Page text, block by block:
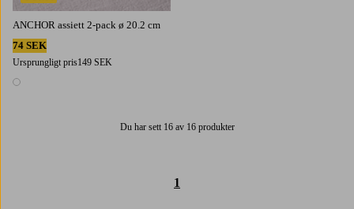
ANCHOR assiett 2-pack ø 20.2 cm
74 SEK
Ursprungligt pris149 SEK
1 färg
Du har sett 16 av 16 produkter
1